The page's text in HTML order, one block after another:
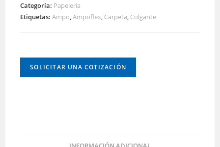
Categoría: Papeleria
Etiquetas:Ampo,Ampoflex, Carpeta, Colgante
SOLICITAR UNA COTIZACIÓN